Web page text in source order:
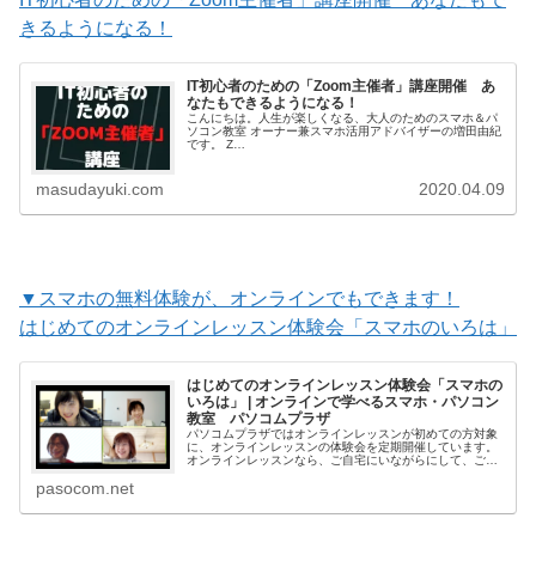
きるようになる！
IT初心者のための「Zoom主催者」講座開催 あ
なたもできるようになる！
こんにちは。人生が楽しくなる、大人のためのスマホ＆パ
ソコン教室 オーナー兼スマホ活用アドバイザーの増田由紀
です。 Z…
masudayuki.com 2020.04.09
▼スマホの無料体験が、オンラインでもできます！
はじめてのオンラインレッスン体験会「スマホのいろは」
はじめてのオンラインレッスン体験会「スマホの
いろは」 | オンラインで学べるスマホ・パソコン
教室 パソコムプラザ
パソコムプラザではオンラインレッスンが初めての方対象
に、オンラインレッスンの体験会を定期開催しています。
オンラインレッスンなら、ご自宅にいながらにして、ご自
知ってく…
pasocom.net